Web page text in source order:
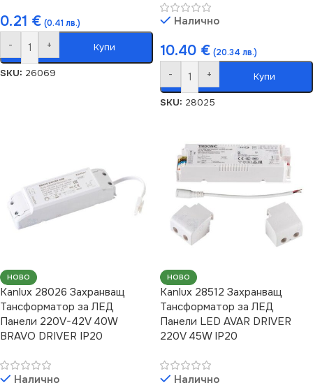
0.21 € (0.41 лв.)
- + Купи
SKU: 26069
Налично
10.40 € (20.34 лв.)
- + Купи
SKU: 28025
НОВО
Kanlux 28026 Захранващ
Тансформатор за ЛЕД
Панели 220V-42V 40W
BRAVO DRIVER IP20
Налично
НОВО
Kanlux 28512 Захранващ
Тансформатор за ЛЕД
Панели LED AVAR DRIVER
220V 45W IP20
Налично